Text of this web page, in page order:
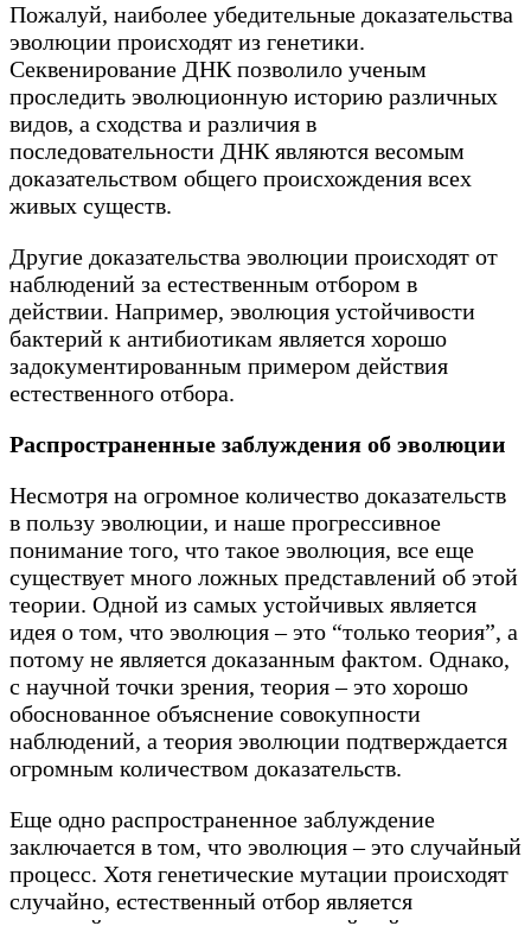
Пожалуй, наиболее убедительные доказательства
эволюции происходят из генетики.
Секвенирование ДНК позволило ученым
проследить эволюционную историю различных
видов, а сходства и различия в
последовательности ДНК являются весомым
доказательством общего происхождения всех
живых существ.
Другие доказательства эволюции происходят от
наблюдений за естественным отбором в
действии. Например, эволюция устойчивости
бактерий к антибиотикам является хорошо
задокументированным примером действия
естественного отбора.
Распространенные заблуждения об эволюции
Несмотря на огромное количество доказательств
в пользу эволюции, и наше прогрессивное
понимание того, что такое эволюция, все еще
существует много ложных представлений об этой
теории. Одной из самых устойчивых является
идея о том, что эволюция – это “только теория”, а
потому не является доказанным фактом. Однако,
с научной точки зрения, теория – это хорошо
обоснованное объяснение совокупности
наблюдений, а теория эволюции подтверждается
огромным количеством доказательств.
Еще одно распространенное заблуждение
заключается в том, что эволюция – это случайный
процесс. Хотя генетические мутации происходят
случайно, естественный отбор является